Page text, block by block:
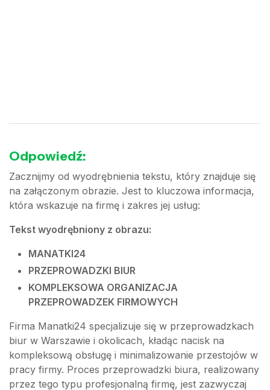
Odpowiedź:
Zacznijmy od wyodrębnienia tekstu, który znajduje się
na załączonym obrazie. Jest to kluczowa informacja,
która wskazuje na firmę i zakres jej usług:
Tekst wyodrębniony z obrazu:
MANATKI24
PRZEPROWADZKI BIUR
KOMPLEKSOWA ORGANIZACJA
PRZEPROWADZEK FIRMOWYCH
Firma Manatki24 specjalizuje się w przeprowadzkach
biur w Warszawie i okolicach, kładąc nacisk na
kompleksową obsługę i minimalizowanie przestojów w
pracy firmy. Proces przeprowadzki biura, realizowany
przez tego typu profesjonalną firmę, jest zazwyczaj